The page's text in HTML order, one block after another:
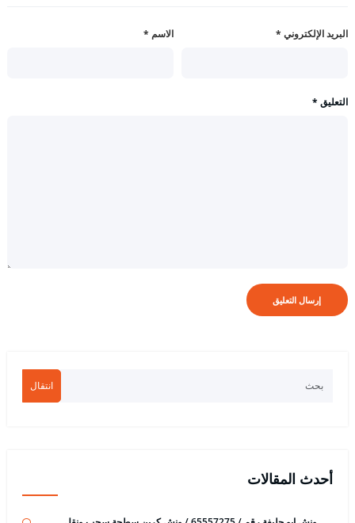
الاسم * البريد الإلكتروني *
التعليق *
انتقال
أحدث المقالات